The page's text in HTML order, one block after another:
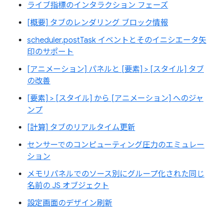
ライブ指標のインタラクション フェーズ
[概要] タブのレンダリング ブロック情報
scheduler.postTask イベントとそのイニシエータ矢
印のサポート
[アニメーション] パネルと [要素] > [スタイル] タブ
の改善
[要素] > [スタイル] から [アニメーション] へのジャ
ンプ
[計算] タブのリアルタイム更新
センサーでのコンピューティング圧力のエミュレー
ション
メモリパネルでのソース別にグループ化された同じ
名前の JS オブジェクト
設定画面のデザイン刷新